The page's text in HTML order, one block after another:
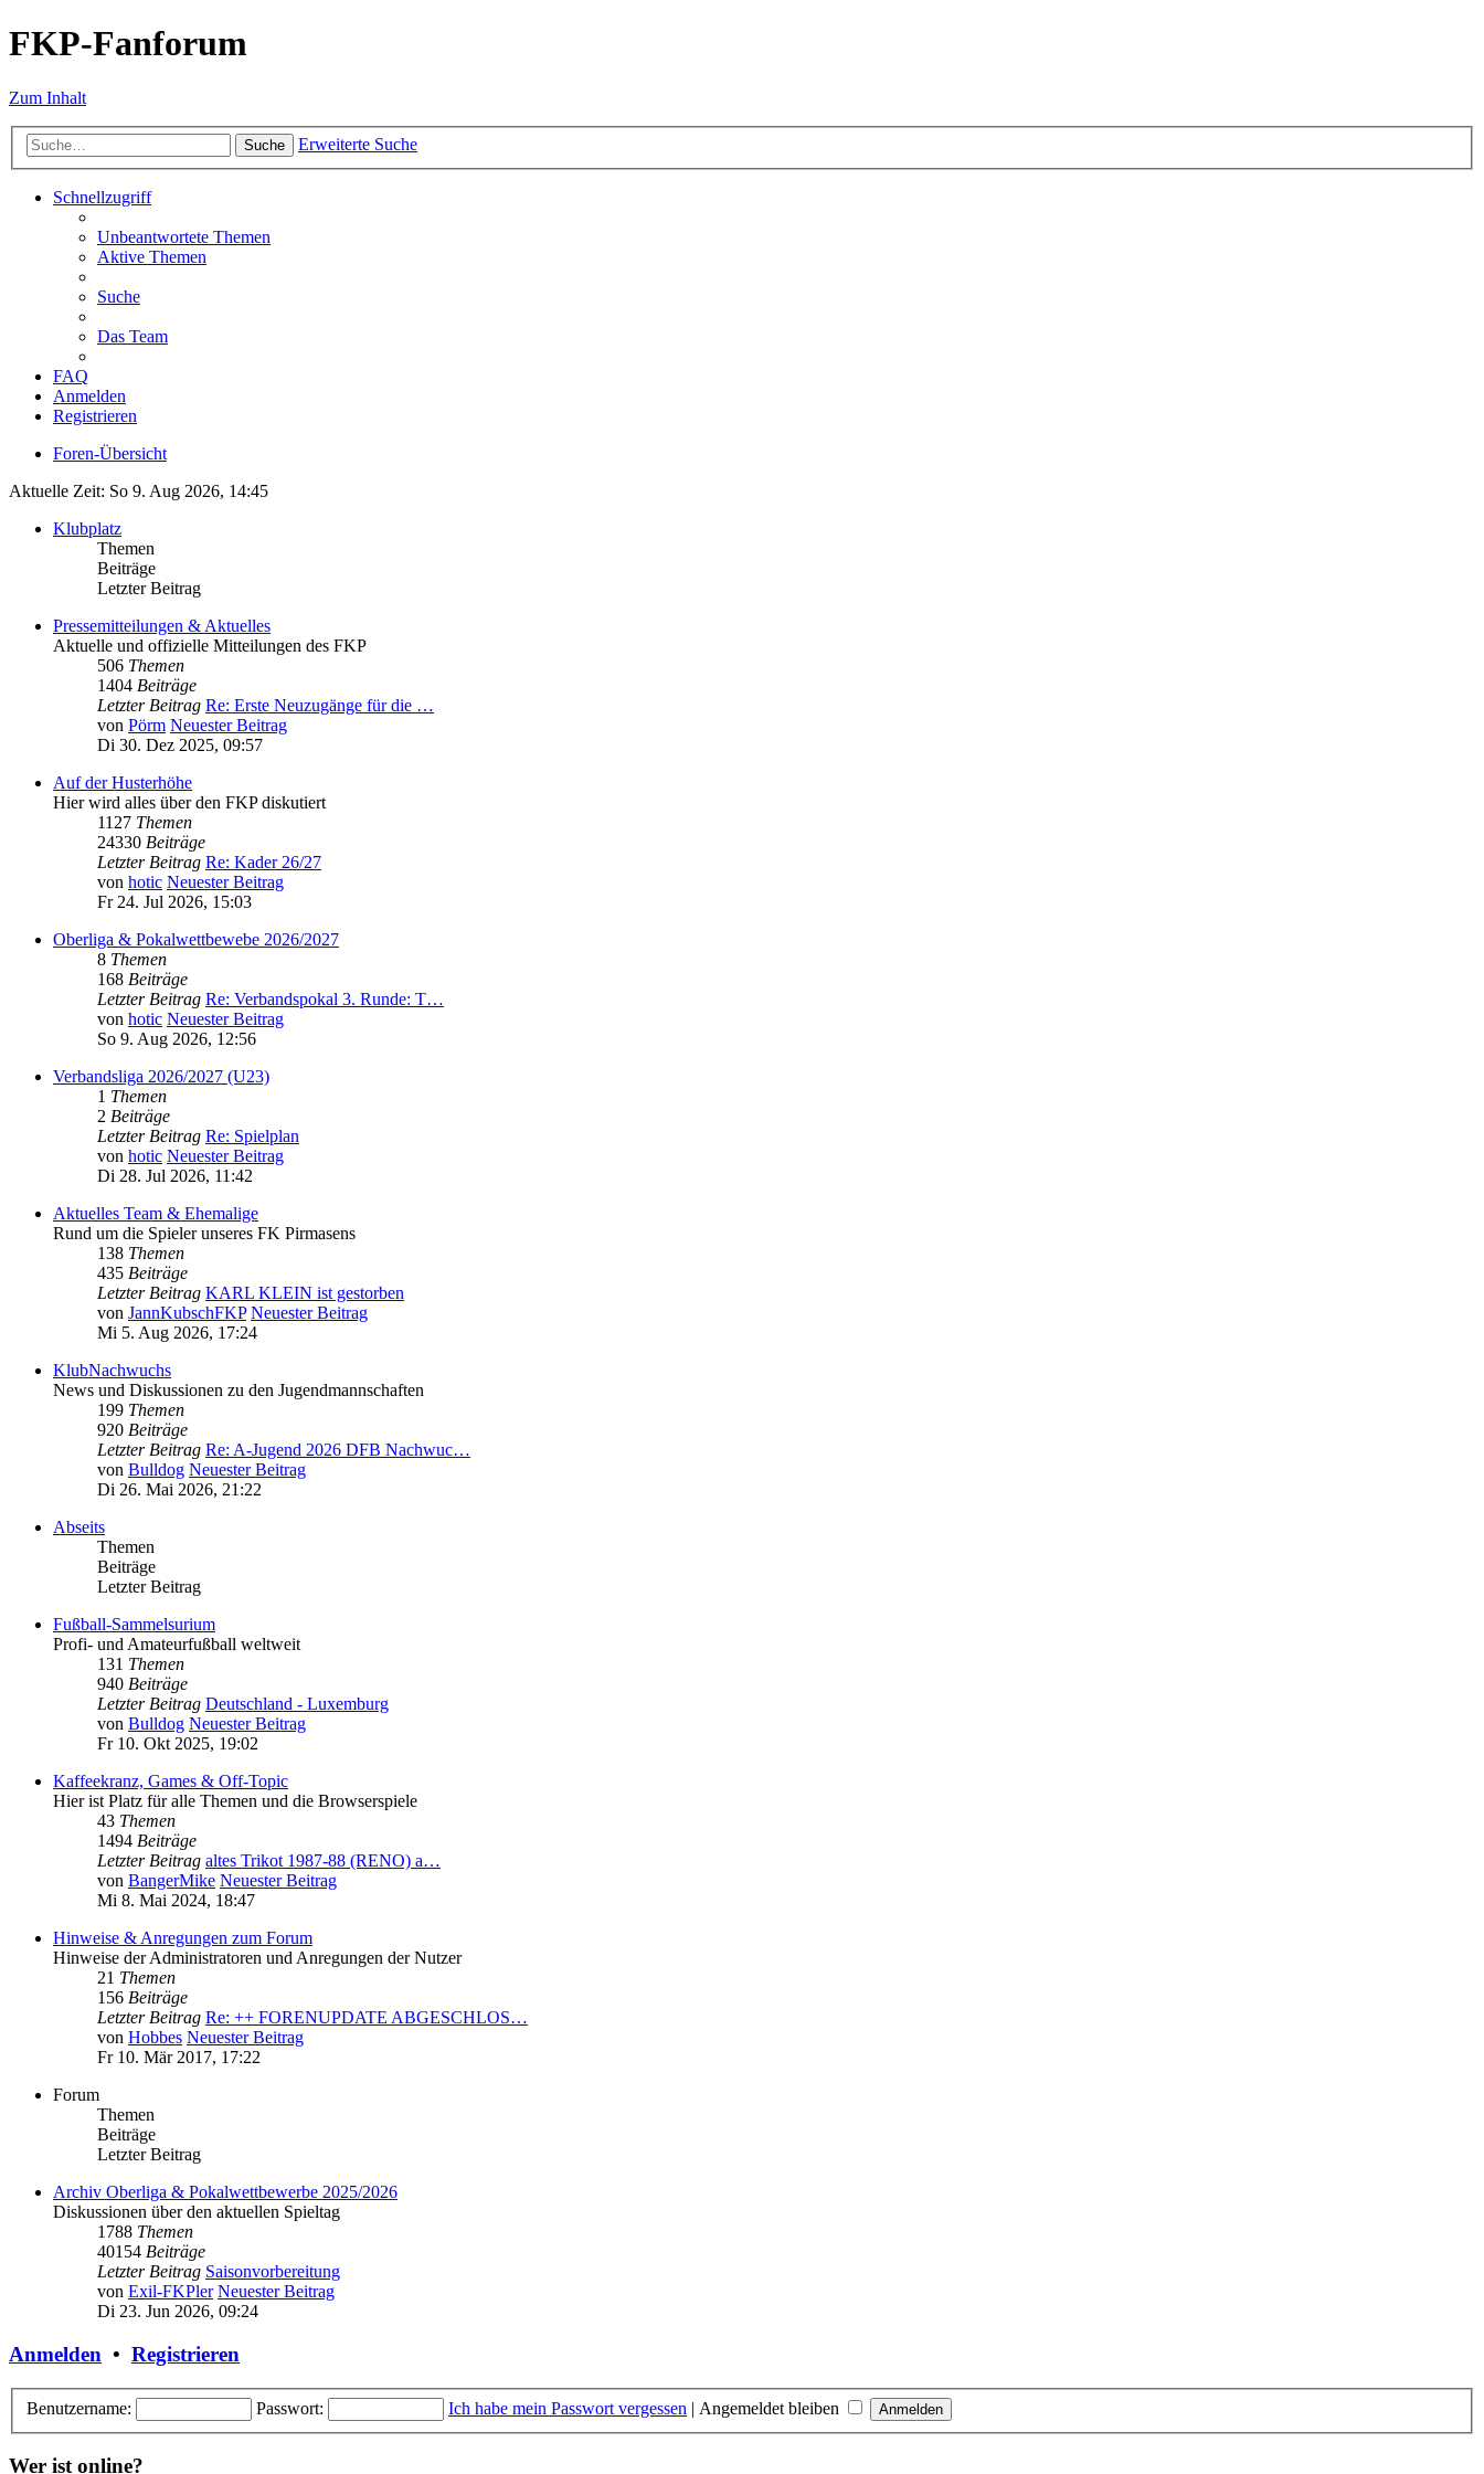
FKP-Fanforum
Zum Inhalt
Suche Erweiterte Suche
Schnellzugriff
Unbeantwortete Themen
Aktive Themen
Suche
Das Team
FAQ
Anmelden
Registrieren
Foren-Übersicht
Aktuelle Zeit: So 9. Aug 2026, 14:45
Klubplatz
Themen
Beiträge
Letzter Beitrag
Pressemitteilungen & Aktuelles
Aktuelle und offizielle Mitteilungen des FKP
506 Themen
1404 Beiträge
Letzter Beitrag Re: Erste Neuzugänge für die …
von Pörm Neuester Beitrag
Di 30. Dez 2025, 09:57
Auf der Husterhöhe
Hier wird alles über den FKP diskutiert
1127 Themen
24330 Beiträge
Letzter Beitrag Re: Kader 26/27
von hotic Neuester Beitrag
Fr 24. Jul 2026, 15:03
Oberliga & Pokalwettbewebe 2026/2027
8 Themen
168 Beiträge
Letzter Beitrag Re: Verbandspokal 3. Runde: T…
von hotic Neuester Beitrag
So 9. Aug 2026, 12:56
Verbandsliga 2026/2027 (U23)
1 Themen
2 Beiträge
Letzter Beitrag Re: Spielplan
von hotic Neuester Beitrag
Di 28. Jul 2026, 11:42
Aktuelles Team & Ehemalige
Rund um die Spieler unseres FK Pirmasens
138 Themen
435 Beiträge
Letzter Beitrag KARL KLEIN ist gestorben
von JannKubschFKP Neuester Beitrag
Mi 5. Aug 2026, 17:24
KlubNachwuchs
News und Diskussionen zu den Jugendmannschaften
199 Themen
920 Beiträge
Letzter Beitrag Re: A-Jugend 2026 DFB Nachwuc…
von Bulldog Neuester Beitrag
Di 26. Mai 2026, 21:22
Abseits
Themen
Beiträge
Letzter Beitrag
Fußball-Sammelsurium
Profi- und Amateurfußball weltweit
131 Themen
940 Beiträge
Letzter Beitrag Deutschland - Luxemburg
von Bulldog Neuester Beitrag
Fr 10. Okt 2025, 19:02
Kaffeekranz, Games & Off-Topic
Hier ist Platz für alle Themen und die Browserspiele
43 Themen
1494 Beiträge
Letzter Beitrag altes Trikot 1987-88 (RENO) a…
von BangerMike Neuester Beitrag
Mi 8. Mai 2024, 18:47
Hinweise & Anregungen zum Forum
Hinweise der Administratoren und Anregungen der Nutzer
21 Themen
156 Beiträge
Letzter Beitrag Re: ++ FORENUPDATE ABGESCHLOS…
von Hobbes Neuester Beitrag
Fr 10. Mär 2017, 17:22
Forum
Themen
Beiträge
Letzter Beitrag
Archiv Oberliga & Pokalwettbewerbe 2025/2026
Diskussionen über den aktuellen Spieltag
1788 Themen
40154 Beiträge
Letzter Beitrag Saisonvorbereitung
von Exil-FKPler Neuester Beitrag
Di 23. Jun 2026, 09:24
Anmelden • Registrieren
Benutzername: Passwort: Ich habe mein Passwort vergessen | Angemeldet bleiben
Wer ist online?